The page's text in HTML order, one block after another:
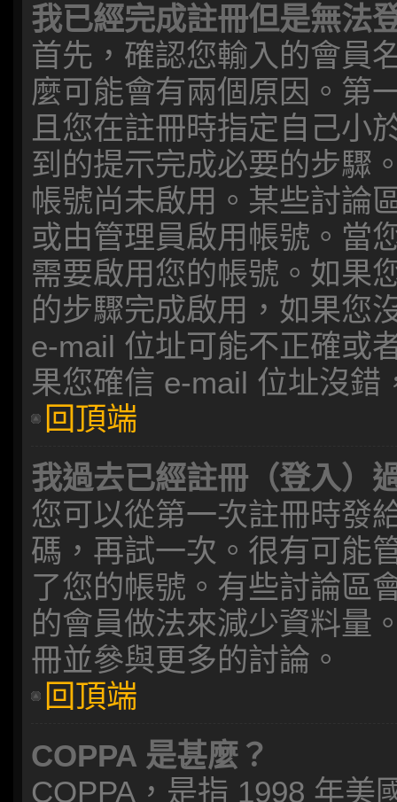
我已經完成註冊但是無法
首先，確認您輸入的會員
麼可能會有兩個原因。第
且您在註冊時指定自己小
到的提示完成必要的步驟
帳號尚未啟用。某些討論
或由管理員啟用帳號。當
需要啟用您的帳號。如果
的步驟完成啟用，如果您
e-mail 位址可能不正確或
果您確信 e-mail 位址沒錯
回頂端
我過去已經註冊（登入）
您可以從第一次註冊時發
碼，再試一次。很有可能
了您的帳號。有些討論區
的會員做法來減少資料量
冊並參與更多的討論。
回頂端
COPPA 是甚麼？
COPPA，是指 1998 年美